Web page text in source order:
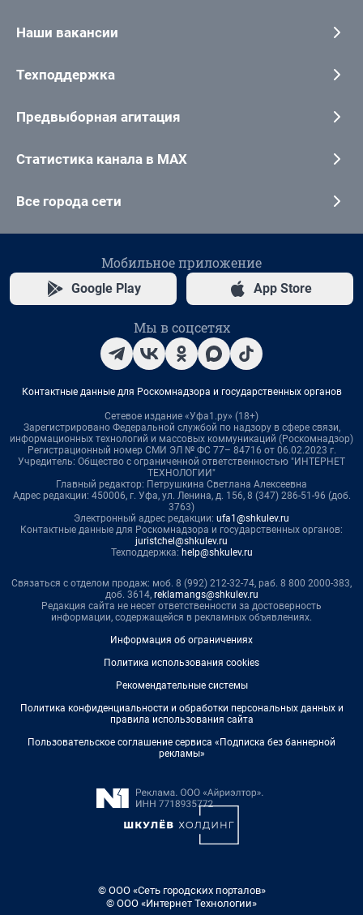
Наши вакансии
Техподдержка
Предвыборная агитация
Статистика канала в MAX
Все города сети
Мобильное приложение
Google Play App Store
Мы в соцсетях
Контактные данные для Роскомнадзора и государственных органов
Сетевое издание «Уфа1.ру» (18+)
Зарегистрировано Федеральной службой по надзору в сфере связи,
информационных технологий и массовых коммуникаций (Роскомнадзор)
Регистрационный номер СМИ ЭЛ № ФС 77– 84716 от 06.02.2023 г.
Учредитель: Общество с ограниченной ответственностью "ИНТЕРНЕТ
ТЕХНОЛОГИИ"
Главный редактор: Петрушкина Светлана Алексеевна
Адрес редакции: 450006, г. Уфа, ул. Ленина, д. 156, 8 (347) 286-51-96 (доб.
3763)
Электронный адрес редакции: ufa1@shkulev.ru
Контактные данные для Роскомнадзора и государственных органов:
juristchel@shkulev.ru
Техподдержка: help@shkulev.ru
Связаться с отделом продаж: моб. 8 (992) 212-32-74, раб. 8 800 2000-383,
доб. 3614, reklamangs@shkulev.ru
Редакция сайта не несет ответственности за достоверность
информации, содержащейся в рекламных объявлениях.
Информация об ограничениях
Политика использования cookies
Рекомендательные системы
Политика конфиденциальности и обработки персональных данных и
правила использования сайта
Пользовательское соглашение сервиса «Подписка без баннерной
рекламы»
© ООО «Сеть городских порталов»
© ООО «Интернет Технологии»